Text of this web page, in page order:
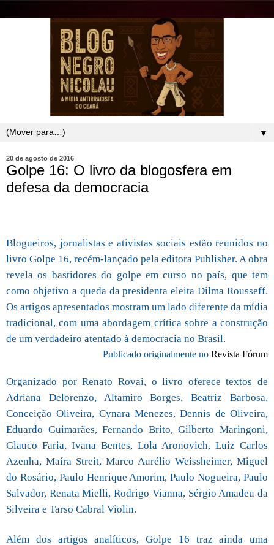
▼
20 de agosto de 2016
Golpe 16: O livro da blogosfera em
defesa da democracia
Blogueiros, jornalistas e ativistas sociais estão reunidos no
livro Golpe 16, recém-lançado pela editora Publisher. A obra
revela os bastidores do golpe em curso no país, que tem
como objetivo a queda da presidenta eleita Dilma Rousseff.
Os artigos apresentados mostram um lado diferente da mídia
tradicional, com uma abordagem crítica sobre a construção
de um verdadeiro atentado à democracia no Brasil.
Publicado originalmente no Revista Fórum
Organizado por Renato Rovai, o livro oferece textos de
Adriana Delorenzo, Altamiro Borges, Beatriz Barbosa,
Conceição Oliveira, Cynara Menezes, Dennis de Oliveira,
Eduardo Guimarães, Fernando Brito, Gilberto Maringoni,
Glauco Faria, Ivana Bentes, Lola Aronovich, Luiz Carlos
Azenha, Maíra Streit, Marco Aurélio Weissheimer, Miguel
do Rosário, Paulo Henrique Amorim, Paulo Nogueira, Paulo
Salvador, Renata Mielli, Rodrigo Vianna, Sérgio Amadeu da
Silveira e Tarso Cabral Violin.
Além dos artigos analíticos, Golpe 16 traz ainda uma